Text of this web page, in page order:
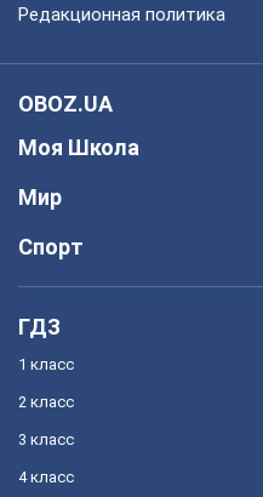
Редакционная политика
OBOZ.UA
Моя Школа
Мир
Спорт
ГДЗ
1 класс
2 класс
3 класс
4 класс